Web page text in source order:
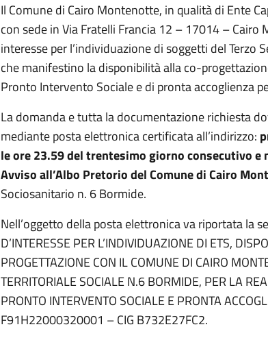
Il Comune di Cairo Montenotte, in qualità di Ente
con sede in Via Fratelli Francia 12 – 17014 –
interesse per l’individuazione di soggetti del Terzo
che manifestino la disponibilità alla co-
Pronto Intervento Sociale e di pronta accoglienza
La domanda e tutta la documentazione richiesta
mediante posta elettronica certificata all’indirizzo:
le ore 23.59 del trentesimo giorno consecutivo
Avvisoall’Albo Pretorio del Comune di Cairo
Sociosanitario n. 6 Bormide.
Nell’oggetto della posta elettronica va riportata la
D’INTERESSE PER L’INDIVIDUAZIONE DI ETS,
PROGETTAZIONE CON IL COMUNE DI CAIRO
TERRITORIALE SOCIALE N.6 BORMIDE, PER LA
PRONTO INTERVENTO SOCIALE E PRONTA
F91H22000320001 – CIG B732E27FC2.